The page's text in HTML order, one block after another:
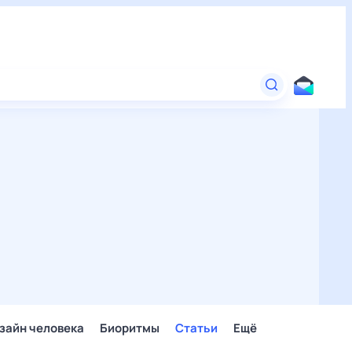
человека Биоритмы Статьи Ещё